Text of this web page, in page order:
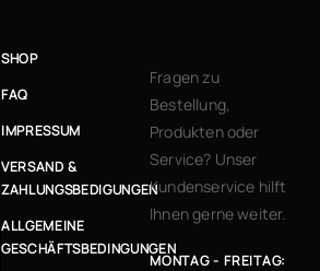
SHOP
FAQ
IMPRESSUM
VERSAND &
ZAHLUNGSBEDIGUNGEN
ALLGEMEINE
GESCHÄFTSBEDINGUNGEN
Fragen zu
Bestellung,
Produkten oder
Service? Unser
Kundenservice hilft
Ihnen gerne weiter.
MONTAG - FREITAG: